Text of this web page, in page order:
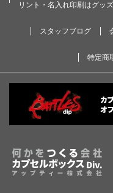
リント・名入れ印刷はグッ
スタッフブログ
特定商